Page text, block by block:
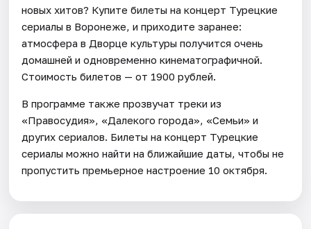
новых хитов? Купите билеты на концерт Турецкие
сериалы в Воронеже, и приходите заранее:
атмосфера в Дворце культуры получится очень
домашней и одновременно кинематографичной.
Стоимость билетов — от 1900 рублей.
В программе также прозвучат треки из
«Правосудия», «Далекого города», «Семьи» и
других сериалов. Билеты на концерт Турецкие
сериалы можно найти на ближайшие даты, чтобы не
пропустить премьерное настроение 10 октября.